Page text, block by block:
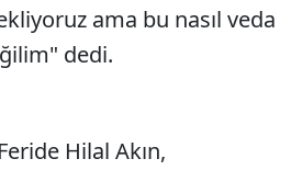
ama bu nasıl veda
dedi.
Hilal Akın,